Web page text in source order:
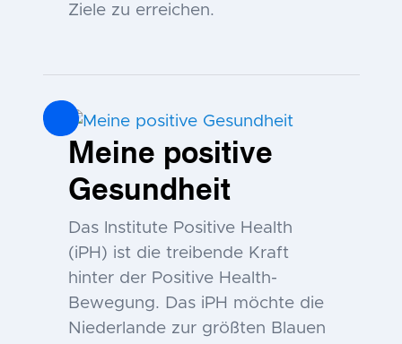
Ziele zu erreichen.
Meine positive
Gesundheit
Das Institute Positive Health
(iPH) ist die treibende Kraft
hinter der Positive Health-
Bewegung. Das iPH möchte die
Niederlande zur größten Blauen